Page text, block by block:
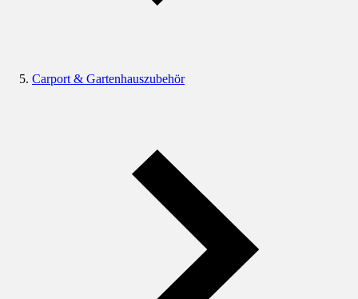
Carport & Gartenhauszubehör